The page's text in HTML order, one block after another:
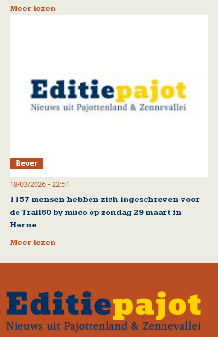
Meer lezen
Bever
18/03/2026 - 22:51
1157 mensen hebben zich ingeschreven voor
de Trail60 by muco op zondag 29 maart in
Herne
Meer lezen